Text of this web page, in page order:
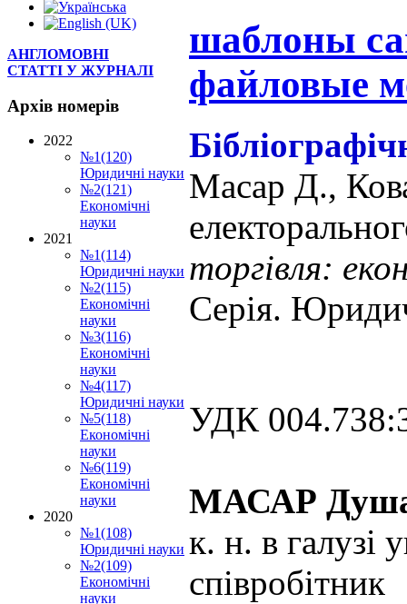
шаблоны
файловые
Масар Д.,
торгівля:
Серія.
УДК
МАСАР
к. н. в галузі
співробітник
АНГЛОМОВНІ
СТАТТІ У ЖУРНАЛІ
Архів номерів
2022
№1(120)
Юридичні науки
№2(121)
Економічні
науки
2021
№1(114)
Юридичні науки
№2(115)
Економічні
науки
№3(116)
Економічні
науки
№4(117)
Юридичні науки
№5(118)
Економічні
науки
№6(119)
Економічні
науки
2020
№1(108)
Юридичні науки
№2(109)
Економічні
науки